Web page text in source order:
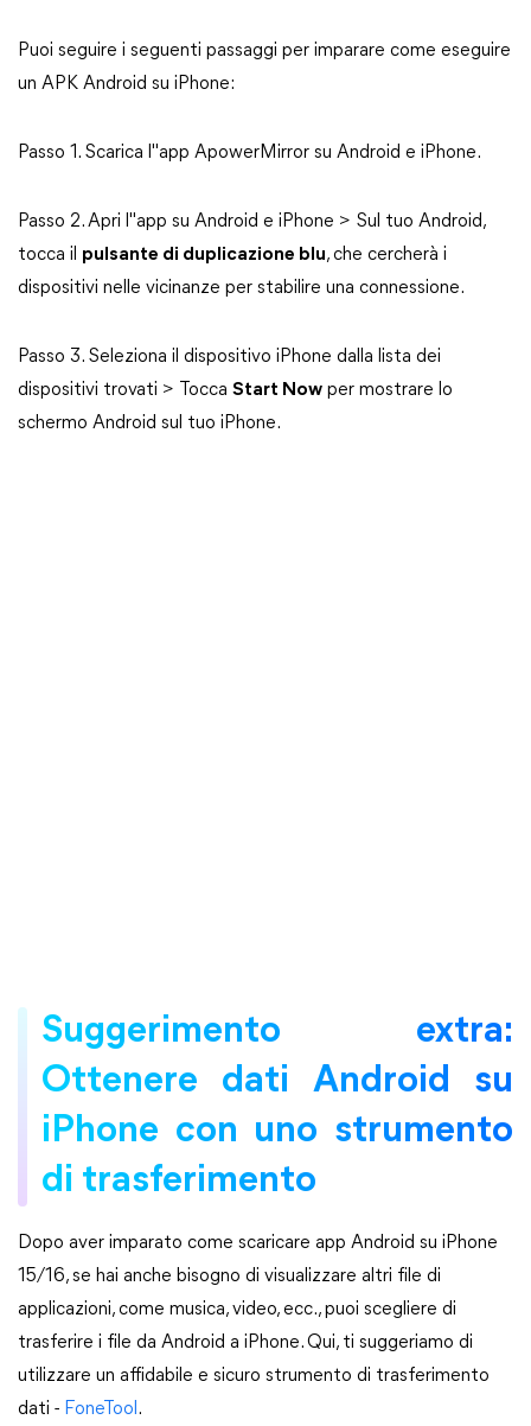
Puoi seguire i seguenti passaggi per imparare come eseguire
un APK Android su iPhone:
Passo 1. Scarica l"app ApowerMirror su Android e iPhone.
Passo 2. Apri l"app su Android e iPhone > Sul tuo Android,
tocca il pulsante di duplicazione blu, che cercherà i
dispositivi nelle vicinanze per stabilire una connessione.
Passo 3. Seleziona il dispositivo iPhone dalla lista dei
dispositivi trovati > Tocca Start Now per mostrare lo
schermo Android sul tuo iPhone.
Suggerimento extra:
Ottenere dati Android su
iPhone con uno strumento
di trasferimento
Dopo aver imparato come scaricare app Android su iPhone
15/16, se hai anche bisogno di visualizzare altri file di
applicazioni, come musica, video, ecc., puoi scegliere di
trasferire i file da Android a iPhone. Qui, ti suggeriamo di
utilizzare un affidabile e sicuro strumento di trasferimento
dati - FoneTool .